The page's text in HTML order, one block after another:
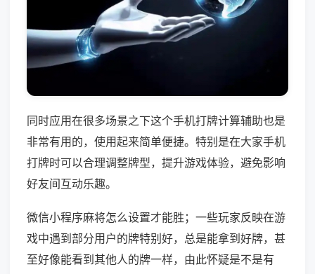
同时应用在很多场景之下这个手机打牌计算辅助也是
非常有用的，使用起来简单便捷。特别是在大家手机
打牌时可以合理调整牌型，提升游戏体验，避免影响
好友间互动乐趣。
微信小程序麻将怎么设置才能胜；一些玩家反映在游
戏中遇到部分用户的牌特别好，总是能拿到好牌，甚
至好像能看到其他人的牌一样，由此怀疑是不是有